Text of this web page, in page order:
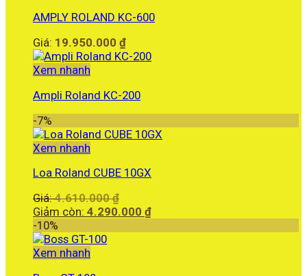
AMPLY ROLAND KC-600
Giá: 19.950.000 ₫
Xem nhanh
Ampli Roland KC-200
-7%
Xem nhanh
Loa Roland CUBE 10GX
Giá:4.610.000₫
gốc
Giảm còn: 4.290.000 ₫Giá
-10%
Xem nhanh